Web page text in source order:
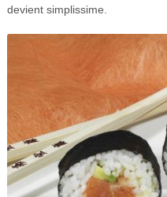
devient simplissime.